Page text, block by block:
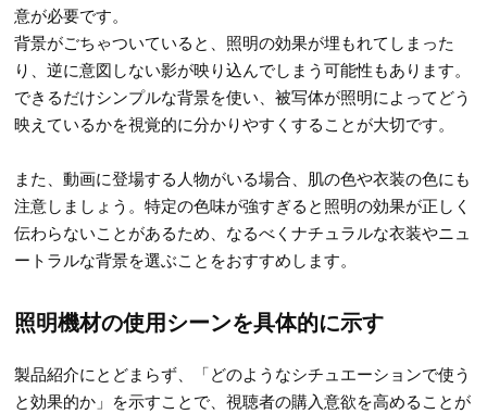
意が必要です。
背景がごちゃついていると、照明の効果が埋もれてしまった
り、逆に意図しない影が映り込んでしまう可能性もあります。
できるだけシンプルな背景を使い、被写体が照明によってどう
映えているかを視覚的に分かりやすくすることが大切です。
また、動画に登場する人物がいる場合、肌の色や衣装の色にも
注意しましょう。特定の色味が強すぎると照明の効果が正しく
伝わらないことがあるため、なるべくナチュラルな衣装やニュ
ートラルな背景を選ぶことをおすすめします。
照明機材の使用シーンを具体的に示す
製品紹介にとどまらず、「どのようなシチュエーションで使う
と効果的か」を示すことで、視聴者の購入意欲を高めることが